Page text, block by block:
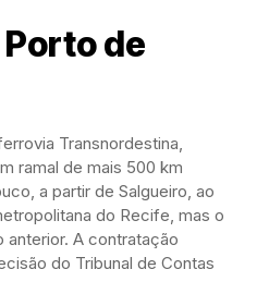
de
Transnordestina,
ramal de mais 500 km
a partir de Salgueiro, ao
do Recife, mas o
A contratação
do Tribunal de Contas